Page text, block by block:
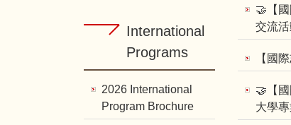
International
Programs
2026 International
Program Brochure
🤝【
交流
【國
🤝【
大學